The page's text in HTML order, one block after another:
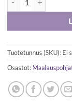
Tuotetunnus (SKU): Ei
Osastot: